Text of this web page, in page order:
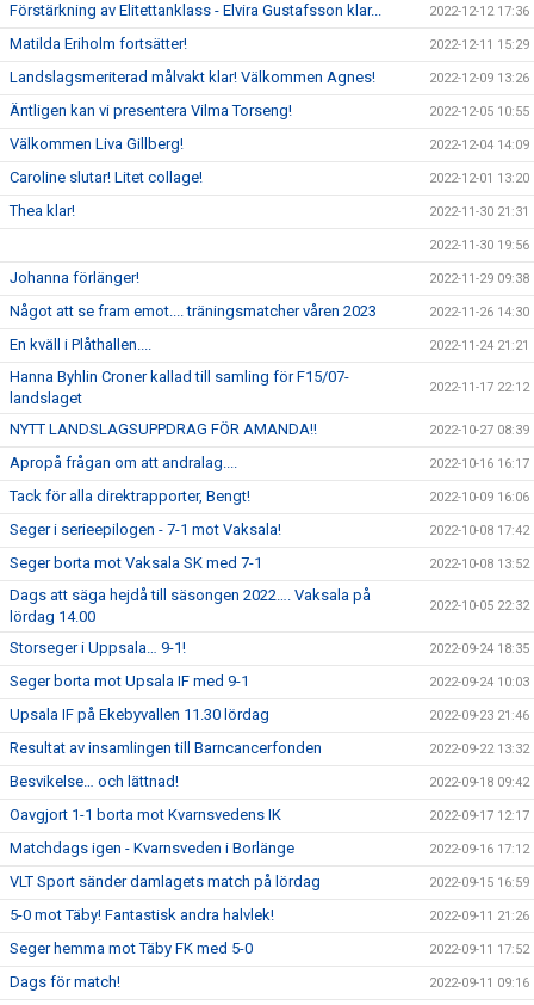
Förstärkning av Elitettanklass - Elvira Gustafsson klar... 2022-12-12 17:36
Matilda Eriholm fortsätter! 2022-12-11 15:29
Landslagsmeriterad målvakt klar! Välkommen Agnes! 2022-12-09 13:26
Äntligen kan vi presentera Vilma Torseng! 2022-12-05 10:55
Välkommen Liva Gillberg! 2022-12-04 14:09
Caroline slutar! Litet collage! 2022-12-01 13:20
Thea klar! 2022-11-30 21:31
2022-11-30 19:56
Johanna förlänger! 2022-11-29 09:38
Något att se fram emot.... träningsmatcher våren 2023 2022-11-26 14:30
En kväll i Plåthallen.... 2022-11-24 21:21
Hanna Byhlin Croner kallad till samling för F15/07-
landslaget
2022-11-17 22:12
NYTT LANDSLAGSUPPDRAG FÖR AMANDA!! 2022-10-27 08:39
Apropå frågan om att andralag.... 2022-10-16 16:17
Tack för alla direktrapporter, Bengt! 2022-10-09 16:06
Seger i serieepilogen - 7-1 mot Vaksala! 2022-10-08 17:42
Seger borta mot Vaksala SK med 7-1 2022-10-08 13:52
Dags att säga hejdå till säsongen 2022…. Vaksala på
lördag 14.00
2022-10-05 22:32
Storseger i Uppsala… 9-1! 2022-09-24 18:35
Seger borta mot Upsala IF med 9-1 2022-09-24 10:03
Upsala IF på Ekebyvallen 11.30 lördag 2022-09-23 21:46
Resultat av insamlingen till Barncancerfonden 2022-09-22 13:32
Besvikelse… och lättnad! 2022-09-18 09:42
Oavgjort 1-1 borta mot Kvarnsvedens IK 2022-09-17 12:17
Matchdags igen - Kvarnsveden i Borlänge 2022-09-16 17:12
VLT Sport sänder damlagets match på lördag 2022-09-15 16:59
5-0 mot Täby! Fantastisk andra halvlek! 2022-09-11 21:26
Seger hemma mot Täby FK med 5-0 2022-09-11 17:52
Dags för match! 2022-09-11 09:16